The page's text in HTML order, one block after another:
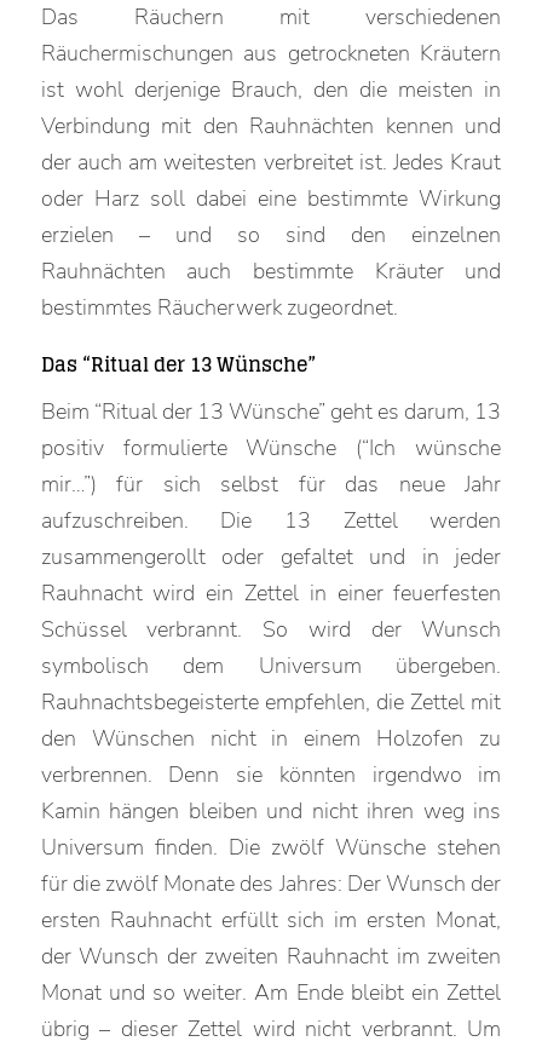
Das Räuchern mit verschiedenen
Räuchermischungen aus getrockneten Kräutern
ist wohl derjenige Brauch, den die meisten in
Verbindung mit den Rauhnächten kennen und
der auch am weitesten verbreitet ist. Jedes Kraut
oder Harz soll dabei eine bestimmte Wirkung
erzielen – und so sind den einzelnen
Rauhnächten auch bestimmte Kräuter und
bestimmtes Räucherwerk zugeordnet.
Das “Ritual der 13 Wünsche”
Beim “Ritual der 13 Wünsche” geht es darum, 13
positiv formulierte Wünsche (“Ich wünsche
mir…”) für sich selbst für das neue Jahr
aufzuschreiben. Die 13 Zettel werden
zusammengerollt oder gefaltet und in jeder
Rauhnacht wird ein Zettel in einer feuerfesten
Schüssel verbrannt. So wird der Wunsch
symbolisch dem Universum übergeben.
Rauhnachtsbegeisterte empfehlen, die Zettel mit
den Wünschen nicht in einem Holzofen zu
verbrennen. Denn sie könnten irgendwo im
Kamin hängen bleiben und nicht ihren weg ins
Universum finden. Die zwölf Wünsche stehen
für die zwölf Monate des Jahres: Der Wunsch der
ersten Rauhnacht erfüllt sich im ersten Monat,
der Wunsch der zweiten Rauhnacht im zweiten
Monat und so weiter. Am Ende bleibt ein Zettel
übrig – dieser Zettel wird nicht verbrannt. Um